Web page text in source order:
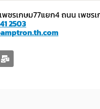
เพชรเกษม77แยก4 ถนน เพ
2503